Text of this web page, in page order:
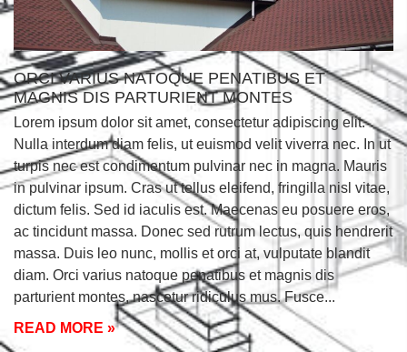
ORCI VARIUS NATOQUE PENATIBUS ET
MAGNIS DIS PARTURIENT MONTES
Lorem ipsum dolor sit amet, consectetur adipiscing elit.
Nulla interdum diam felis, ut euismod velit viverra nec. In ut
turpis nec est condimentum pulvinar nec in magna. Mauris
in pulvinar ipsum. Cras ut tellus eleifend, fringilla nisl vitae,
dictum felis. Sed id iaculis est. Maecenas eu posuere eros,
ac tincidunt massa. Donec sed rutrum lectus, quis hendrerit
massa. Duis leo nunc, mollis et orci at, vulputate blandit
diam. Orci varius natoque penatibus et magnis dis
parturient montes, nascetur ridiculus mus. Fusce
READ MORE »